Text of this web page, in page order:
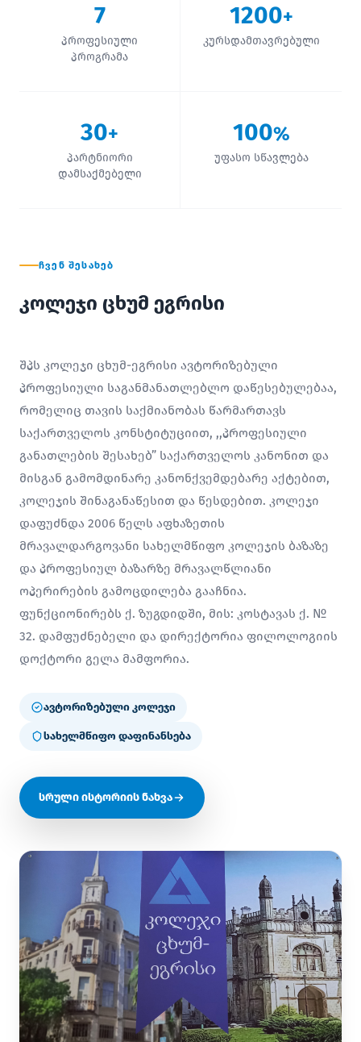
7
პროფესიული
პროგრამა
1200+
კურსდამთავრებული
30+
პარტნიორი
დამსაქმებელი
100%
უფასო სწავლება
ᲩᲕᲔᲜ ᲨᲔᲡᲐᲮᲔᲑ
კოლეჯი ცხუმ ეგრისი
შპს კოლეჯი ცხუმ-ეგრისი ავტორიზებული
პროფესიული საგანმანათლებლო დაწესებულებაა,
რომელიც თავის საქმიანობას წარმართავს
საქართველოს კონსტიტუციით, ,,პროფესიული
განათლების შესახებ” საქართველოს კანონით და
მისგან გამომდინარე კანონქვემდებარე აქტებით,
კოლეჯის შინაგანაწესით და წესდებით. კოლეჯი
დაფუძნდა 2006 წელს აფხაზეთის
მრავალდარგოვანი სახელმწიფო კოლეჯის ბაზაზე
და პროფესიულ ბაზარზე მრავალწლიანი
ოპერირების გამოცდილება გააჩნია.
ფუნქციონირებს ქ. ზუგდიდში, მის: კოსტავას ქ. №
32. დამფუძნებელი და დირექტორია ფილოლოგიის
დოქტორი გელა მამფორია.
ავტორიზებული კოლეჯი
სახელმწიფო დაფინანსება
სრული ისტორიის ნახვა